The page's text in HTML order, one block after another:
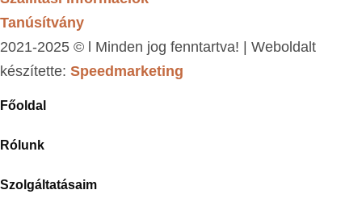
Tanúsítvány
2021-2025 © l Minden jog fenntartva! | Weboldalt
készítette: Speedmarketing
Főoldal
Rólunk
Szolgáltatásaim